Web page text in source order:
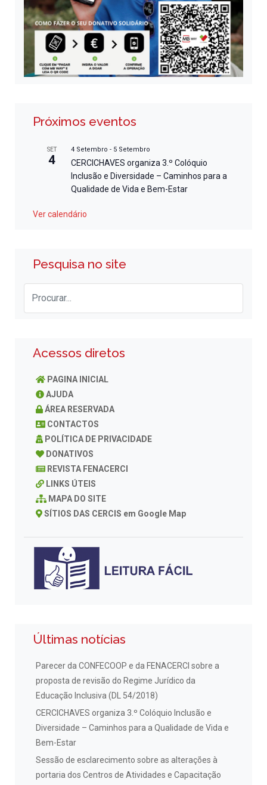
Próximos eventos
SET
4
4 Setembro - 5 Setembro
CERCICHAVES organiza 3.º Colóquio
Inclusão e Diversidade – Caminhos para a
Qualidade de Vida e Bem-Estar
Ver calendário
Pesquisa no site
Acessos diretos
PAGINA INICIAL
AJUDA
ÁREA RESERVADA
CONTACTOS
POLÍTICA DE PRIVACIDADE
DONATIVOS
REVISTA FENACERCI
LINKS ÚTEIS
MAPA DO SITE
SÍTIOS DAS CERCIS em Google Map
Últimas notícias
Parecer da CONFECOOP e da FENACERCI sobre a
proposta de revisão do Regime Jurídico da
Educação Inclusiva (DL 54/2018)
CERCICHAVES organiza 3.º Colóquio Inclusão e
Diversidade – Caminhos para a Qualidade de Vida e
Bem-Estar
Sessão de esclarecimento sobre as alterações à
portaria dos Centros de Atividades e Capacitação